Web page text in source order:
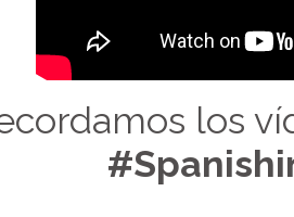
los